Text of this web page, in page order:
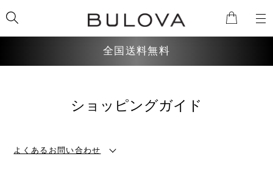
全国送料無料
ショッピングガイド
よくあるお問い合わせ